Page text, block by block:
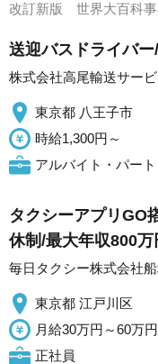
改訂新版 世界大百科
送迎バスドライバ
株式会社高尾輸送サービ
東京都 八王子市
時給1,300円～
アルバイト・パート
タクシーアプリGO
休制/最大年収800
毎日タクシー株式会社
東京都 江戸川区
月給30万円～60万円
正社員